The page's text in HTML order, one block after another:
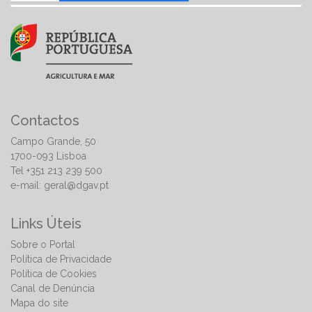
Contactos
Campo Grande, 50
1700-093 Lisboa
Tel +351 213 239 500
e-mail: geral@dgav.pt
Links Úteis
Sobre o Portal
Política de Privacidade
Política de Cookies
Canal de Denúncia
Mapa do site